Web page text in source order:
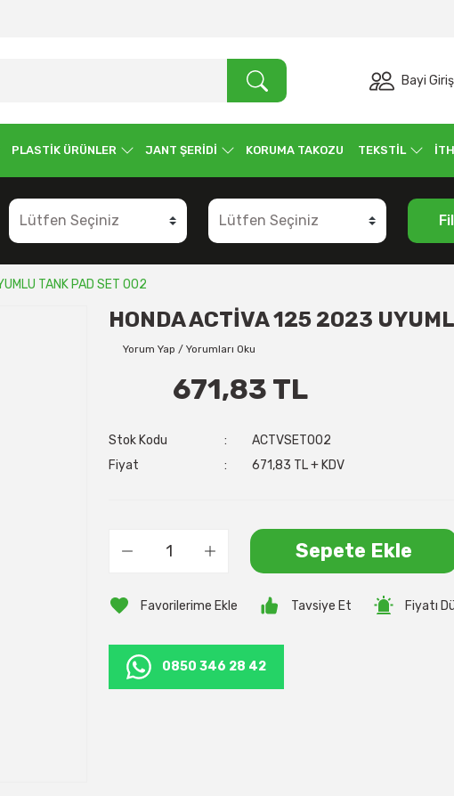
Bayi
PLASTİK ÜRÜNLER JANT ŞERİDİ KORUMA TAKOZU TEKSTİL
TANK PAD SET 002
HONDA ACTİVA 125 2023
Yorum Yap / Yorumları Oku
671,83 TL
Stok Kodu
ACTVSET002
Fiyat
671,83 TL + KDV
Sepete Ekle
Tavsiye Et Fiyatı
0850 346 28 42